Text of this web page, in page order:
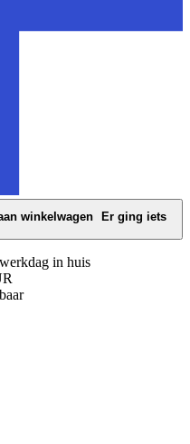
winkelwagen
Er ging iets
in huis